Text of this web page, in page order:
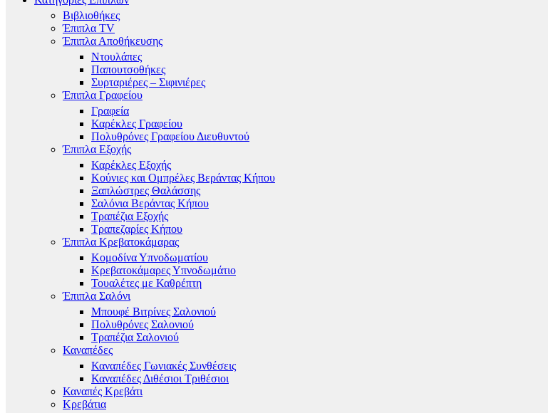
Βιβλιοθήκες
Έπιπλα TV
Έπιπλα Αποθήκευσης
Ντουλάπες
Παπουτσοθήκες
Συρταριέρες – Σιφινιέρες
Έπιπλα Γραφείου
Γραφεία
Καρέκλες Γραφείου
Πολυθρόνες Γραφείου Διευθυντού
Έπιπλα Εξοχής
Καρέκλες Εξοχής
Κούνιες και Ομπρέλες Βεράντας Κήπου
Ξαπλώστρες Θαλάσσης
Σαλόνια Βεράντας Κήπου
Τραπέζια Εξοχής
Τραπεζαρίες Κήπου
Έπιπλα Κρεβατοκάμαρας
Κομοδίνα Υπνοδωματίου
Κρεβατοκάμαρες Υπνοδωμάτιο
Τουαλέτες με Καθρέπτη
Έπιπλα Σαλόνι
Μπουφέ Βιτρίνες Σαλονιού
Πολυθρόνες Σαλονιού
Τραπέζια Σαλονιού
Καναπέδες
Καναπέδες Γωνιακές Συνθέσεις
Καναπέδες Διθέσιοι Τριθέσιοι
Καναπές Κρεβάτι
Κρεβάτια